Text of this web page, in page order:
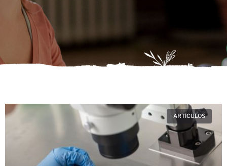
ARTÍCULOS